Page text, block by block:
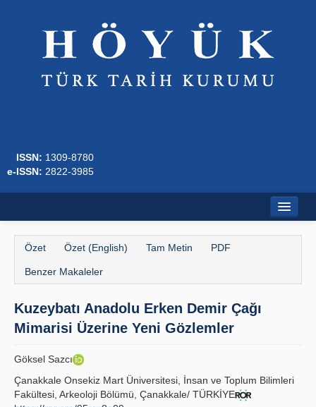
ISSN: 1309-8780
e-ISSN: 2822-3985
Dergi Kurulları
Yazım Kuralları
Kılavuzlar
Özet Özet (English) Tam Metin PDF
Benzer Makaleler
Kuzeybatı Anadolu Erken Demir Çağı
Mimarisi Üzerine Yeni Gözlemler
Göksel Sazcı
Çanakkale Onsekiz Mart Üniversitesi, İnsan ve Toplum Bilimleri
Fakültesi, Arkeoloji Bölümü, Çanakkale/ TÜRKİYE